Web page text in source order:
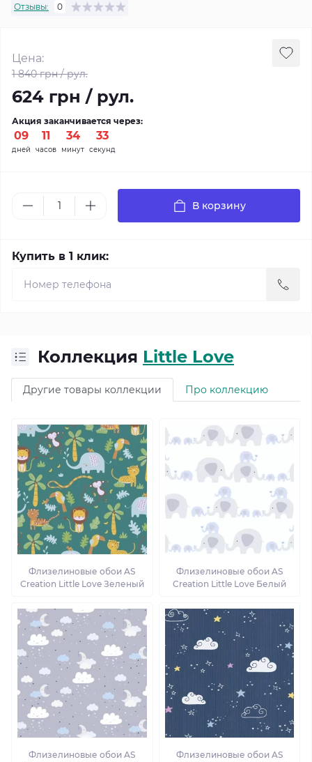
Отзывы: 0
Цена:
1 840 грн / рул.
624 грн / рул.
Акция заканчивается через:
09
дней
11
часов
34
минут
31
секунд
В корзину
Купить в 1 клик:
Коллекция Little Love
Другие товары коллекции Про коллекцию
Флизелиновые обои AS
Creation Little Love Зеленый
Флизелиновые обои AS
Creation Little Love Белый
Флизелиновые обои AS
Флизелиновые обои AS